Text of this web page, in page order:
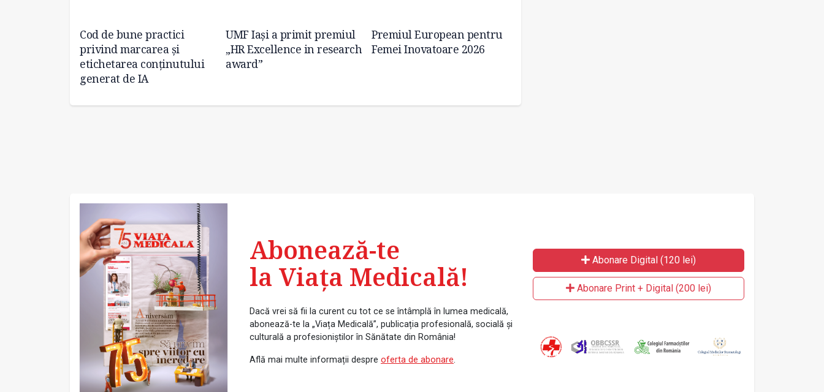
Cod de bune practici
privind marcarea și
etichetarea conținutului
generat de IA
UMF Iași a primit premiul
„HR Excellence in research
award”
Premiul European pentru
Femei Inovatoare 2026
Abonează-te
la Viața Medicală!
Dacă vrei să fii la curent cu tot ce se întâmplă în lumea medicală,
abonează-te la „Viața Medicală”, publicația profesională, socială și
culturală a profesioniștilor în Sănătate din România!
Află mai multe informații despre oferta de abonare.
Abonare Digital (120 lei)
Abonare Print + Digital (200 lei)